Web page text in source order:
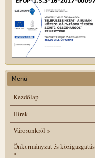
Menü
Kezdőlap
Hírek
Városunkról »
Önkormányzat és közigazgatás
»